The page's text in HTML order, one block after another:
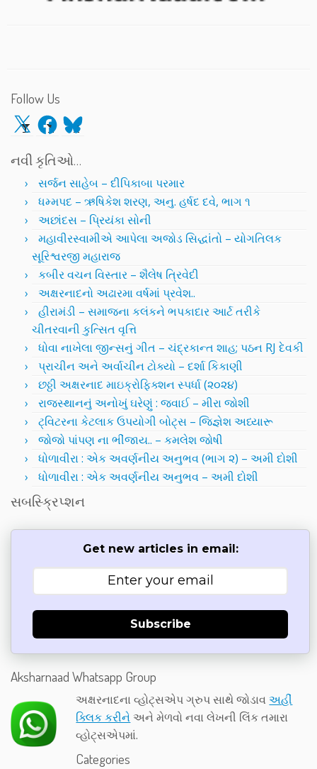
Follow Us
X Facebook
Bluesky
નવી કૃતિઓ…
સર્જન સાહેબ – દીપિકાબા પરમાર
ધમ્મપદ – ઋષિકેશ શરણ, અનુ. હર્ષદ દવે, ભાગ ૧
અછાંદસ – પ્રિયંકા સોની
મહાવીરસ્વામીએ આપેલા અજોડ સિદ્ધાંતો – યોગતિલક
સૂરિશ્વરજી મહારાજ
કબીર વચન વિસ્તાર – શૈલેષ ત્રિવેદી
અક્ષરનાદનો અઢારમા વર્ષમાં પ્રવેશ..
હીરામંડી – સમાજના કલંકને ભપકાદાર આર્ટ તરીકે
ચીતરવાની કુત્સિત વૃત્તિ
ધોવા નાખેલા જીન્સનું ગીત – ચંદ્રકાન્ત શાહ; પઠન RJ દેવકી
પ્રાચીન અને અર્વાચીન ટોક્યો – દર્શા કિકાણી
છઠ્ઠી અક્ષરનાદ માઇક્રોફિક્શન સ્પર્ધા (૨૦૨૪)
રાજસ્થાનનું અનોખું ઘરેણું : જવાઈ – મીરા જોશી
ટ્વિટરના કેટલાક ઉપયોગી બોટ્સ – જિજ્ઞેશ અધ્યારૂ
જોજો પાંપણ ના ભીંજાય.. – કમલેશ જોષી
ધોળાવીરા : એક અવર્ણનીય અનુભવ (ભાગ ૨) – અમી દોશી
ધોળાવીરા : એક અવર્ણનીય અનુભવ – અમી દોશી
સબસ્ક્રિપ્શન
Get new articles in email:
Subscribe
Aksharnaad Whatsapp Group
અક્ષરનાદના વ્હોટ્સએપ ગ્રુપ સાથે જોડાવઅહીં
ક્લિક કરીને અને મેળવો નવા લેખની લિંક તમારા
વ્હોટ્સએપમાં.
Categories